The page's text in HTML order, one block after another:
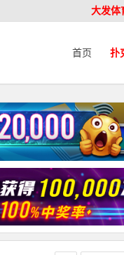
大发体
首页 扑